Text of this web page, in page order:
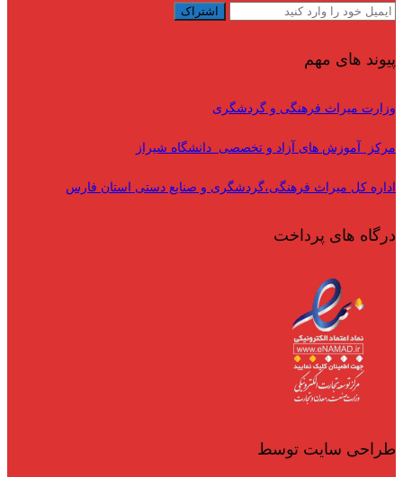
پیوند های مهم
وزارت میراث فرهنگی و گردشگری
مرکز آموزش های آزاد و تخصصی دانشگاه شیراز
اداره کل میراث فرهنگی،گردشگری و صنایع دستی استان فارس
درگاه های پرداخت
طراحی سایت توسط